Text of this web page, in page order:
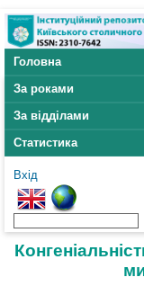
Головна
За роками
За відділами
Статистика
Вхід